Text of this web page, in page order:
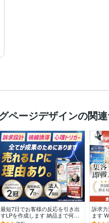
ページデザインの関
最短7日でお客様の反応を引き出
すLPを作成します 納品まで何度
訴求
ます